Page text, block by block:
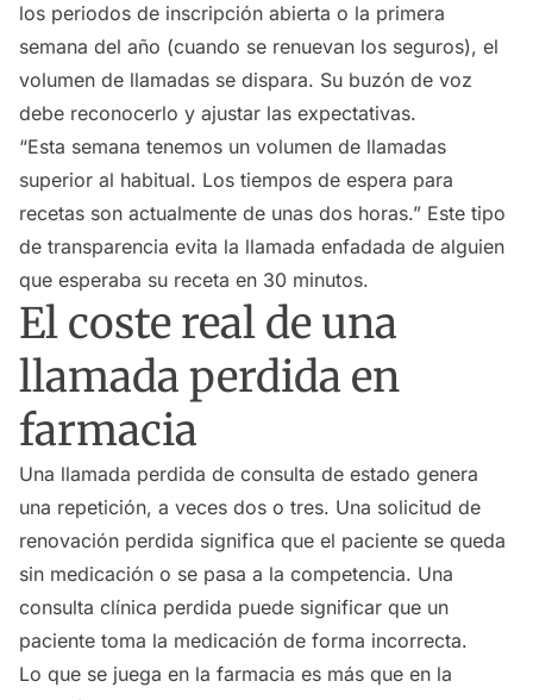
los periodos de inscripción abierta o la primera
semana del año (cuando se renuevan los seguros), el
volumen de llamadas se dispara. Su buzón de voz
debe reconocerlo y ajustar las expectativas.
“Esta semana tenemos un volumen de llamadas
superior al habitual. Los tiempos de espera para
recetas son actualmente de unas dos horas.” Este tipo
de transparencia evita la llamada enfadada de alguien
que esperaba su receta en 30 minutos.
El coste real de una
llamada perdida en
farmacia
Una llamada perdida de consulta de estado genera
una repetición, a veces dos o tres. Una solicitud de
renovación perdida significa que el paciente se queda
sin medicación o se pasa a la competencia. Una
consulta clínica perdida puede significar que un
paciente toma la medicación de forma incorrecta.
Lo que se juega en la farmacia es más que en la